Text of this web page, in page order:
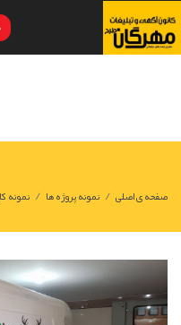
صفحه ی اصلی / نمونه پروژه ها / نمونه